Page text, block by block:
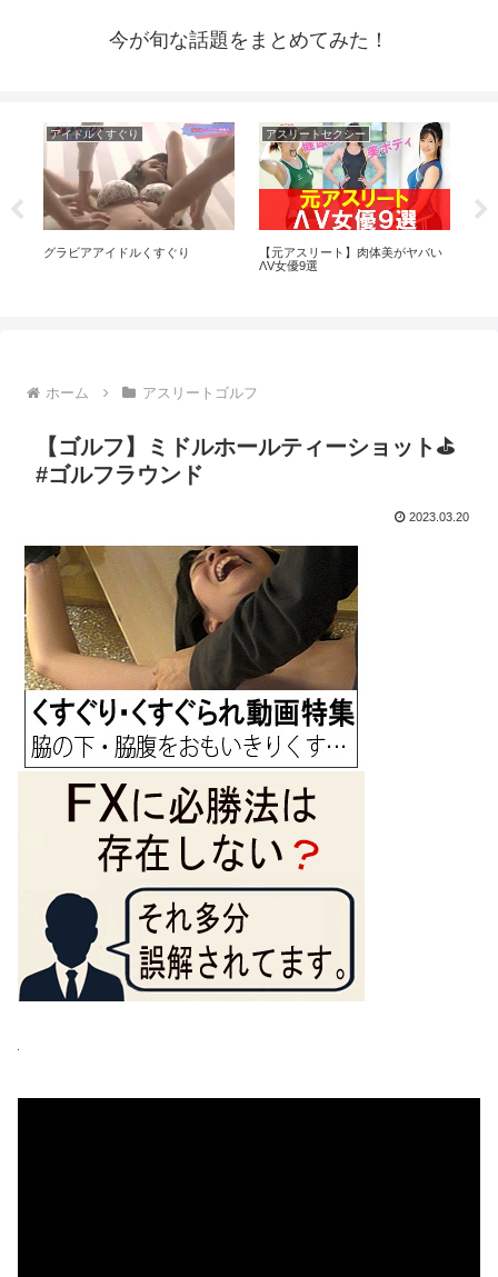
今が旬な話題をまとめてみた！
アイドルくすぐり
グラビアアイドルくすぐり
アスリートセクシー
【元アスリート】肉体美がヤバい
ΛV女優9選
ホーム アスリートゴルフ
【ゴルフ】ミドルホールティーショット⛳️
#ゴルフラウンド
2023.03.20